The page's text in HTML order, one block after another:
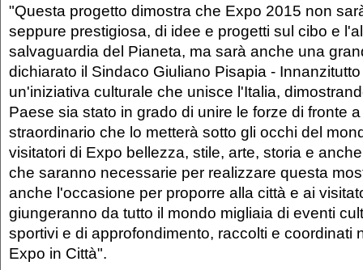
"Questa progetto dimostra che Expo 2015 non
seppure prestigiosa, di idee e progetti sul cibo e
salvaguardia del Pianeta, ma sarà anche una
dichiarato il Sindaco Giuliano Pisapia -
un'iniziativa culturale che unisce l'Italia,
Paese sia stato in grado di unire le forze di fronte
straordinario che lo metterà sotto gli occhi del
visitatori di Expo bellezza, stile, arte, storia e
che saranno necessarie per realizzare questa
anche l'occasione per proporre alla città e ai
giungeranno da tutto il mondo migliaia di eventi
sportivi e di approfondimento, raccolti e coordinati
Expo in Città".